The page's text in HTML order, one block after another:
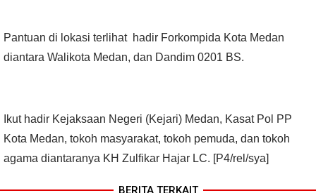
Pantuan di lokasi terlihat hadir Forkompida Kota Medan
diantara Walikota Medan, dan Dandim 0201 BS.
Ikut hadir Kejaksaan Negeri (Kejari) Medan, Kasat Pol PP
Kota Medan, tokoh masyarakat, tokoh pemuda, dan tokoh
agama diantaranya KH Zulfikar Hajar LC. [P4/rel/sya]
BERITA TERKAIT